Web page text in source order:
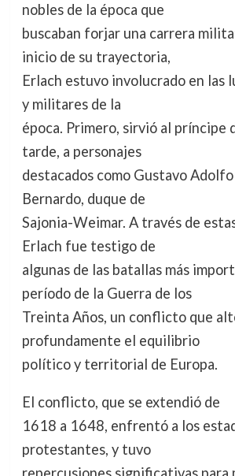
nobles de la época que
buscaban forjar una carrera
inicio de su trayectoria,
Erlach estuvo involucrado en las
y militares de la
época. Primero, sirvió al príncipe
tarde, a personajes
destacados como Gustavo
Bernardo, duque de
Sajonia-Weimar. A través de
Erlach fue testigo de
algunas de las batallas más
período de la Guerra de los
Treinta Años, un conflicto que
profundamente el equilibrio
político y territorial de Europa.
El conflicto, que se extendió de
1618 a 1648, enfrentó a los
protestantes, y tuvo